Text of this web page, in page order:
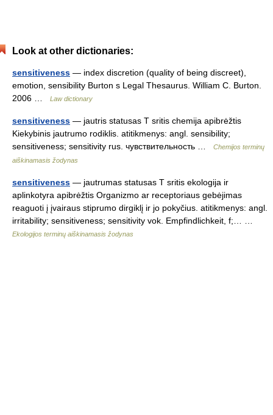
Look at other dictionaries:
sensitiveness — index discretion (quality of being discreet),
emotion, sensibility Burton s Legal Thesaurus. William C. Burton.
2006 …
Law dictionary
sensitiveness — jautris statusas T sritis chemija apibrėžtis
Kiekybinis jautrumo rodiklis. atitikmenys: angl. sensibility;
sensitiveness; sensitivity rus. чувствительность …
Chemijos terminų
aiškinamasis žodynas
sensitiveness — jautrumas statusas T sritis ekologija ir
aplinkotyra apibrėžtis Organizmo ar receptoriaus gebėjimas
reaguoti į įvairaus stiprumo dirgiklį ir jo pokyčius. atitikmenys: angl.
irritability; sensitiveness; sensitivity vok. Empfindlichkeit, f;… …
Ekologijos terminų aiškinamasis žodynas